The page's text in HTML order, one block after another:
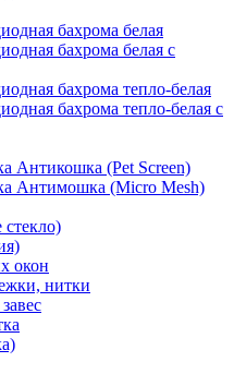
бахрома белая
бахрома белая с
бахрома тепло-белая
бахрома тепло-белая с
Антикошка (Pet Screen)
Антимошка (Micro Mesh)
окон
нитки